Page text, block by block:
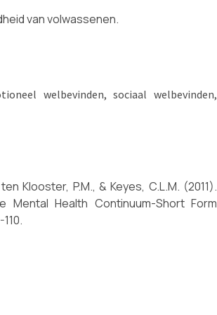
van volwassenen.
welbevinden, sociaal welbevinden,
Klooster, P.M., & Keyes, C.L.M. (2011).
Health Continuum-Short Form